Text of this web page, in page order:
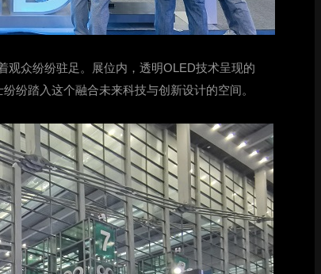
观众纷纷驻足。展位内，透明OLED技术呈现的
纷踏入这个融合未来科技与创新设计的空间。